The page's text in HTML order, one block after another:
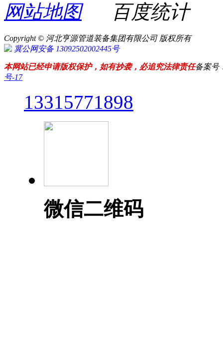
网站地图百度统计
Copyright © 河北亨源管道装备集团有限公司 版权所有
冀公网安备 13092502002445号
本网站已经申请版权保护，如有抄袭，必追究法律责任备案号
号-17
13315771898
微信二维码